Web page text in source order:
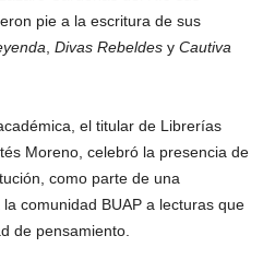
pie a la escritura de sus
, Divas Rebeldes y Cautiva
el titular de Librerías
Moreno, celebró la presencia de
como parte de una
comunidad BUAP a lecturas que
de pensamiento.